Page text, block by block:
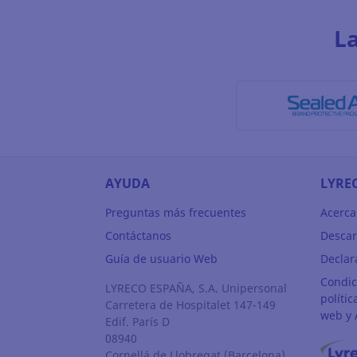
AYUDA
Preguntas más frecuentes
Contáctanos
Guía de usuario Web
LYRECO ESPAÑA, S.A. Unipersonal
Carretera de Hospitalet 147-149
Edif. París D
08940
web y